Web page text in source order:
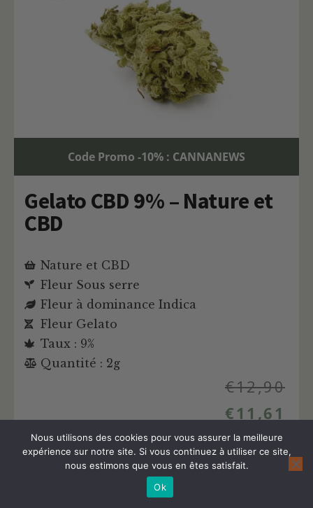
Code Promo -10% : CANNANEWS
Gelato CBD 9% – Nature et
CBD
Nature et CBD
Fleur Sous serre
Fleur à dominance Indica
Fleur Gelato
Taux : 9%
Quantité : 2g
€12,90
€ 11,61
Acheter cette fleur
Nous utilisons des cookies pour vous assurer la meilleure
expérience sur notre site. Si vous continuez à utiliser ce site,
nous estimons que vous en êtes satisfait.
Ok